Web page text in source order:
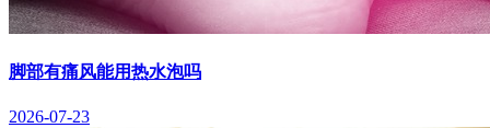
脚部有痛风能用热水泡吗
2026-07-23